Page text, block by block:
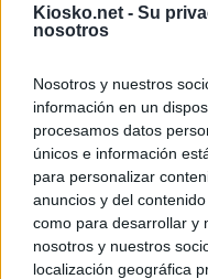
Kiosko.net - Su
nosotros
Nosotros y nuestros
información en un
procesamos datos
únicos e información
para personalizar
anuncios y del
como para desarrollar y
nosotros y nuestros
localización geográfica